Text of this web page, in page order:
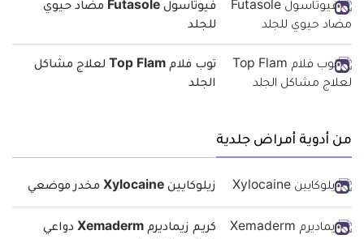
فيوتاسول Futasole مضاد حيوي
للجلد
توب فلام Top Flam لعلاج مشاكل
الجلد
من أدوية أمراض جلدية
زيلوكايين Xylocaine مخدر موضعي
كريم زيماديرم Xemaderm دواعي